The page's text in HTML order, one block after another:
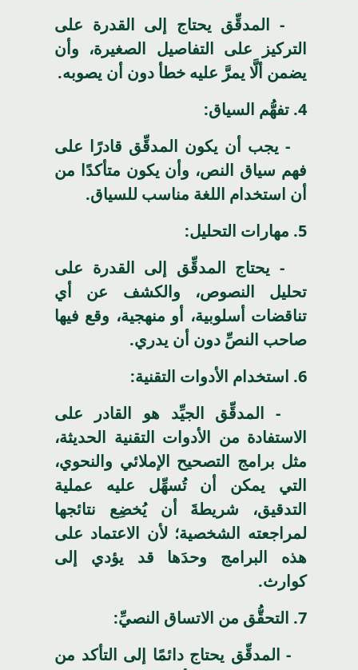
- المدقِّق يحتاج إلى القدرة على
التركيز على التفاصيل الصغيرة، وأن
يضمن ألَّا يمرَّ عليه خطأ دون أن يصوبه.
4. تفهُّم السياق:
- يجب أن يكون المدقِّق قادرًا على
فهم سياق النص، وأن يكون متأكدًا من
أن استخدام اللغة مناسب للسياق.
5. مهارات التحليل:
- يحتاج المدقِّق إلى القدرة على
تحليل النصوص، والكشف عن أي
تناقضات أسلوبية، أو منهجية، وقع فيها
صاحب النصِّ دون أن يدري.
6. استخدام الأدوات التقنية:
- المدقِّق الجيِّد هو القادر على
الاستفادة من الأدوات التقنية الحديثة،
مثل برامج التصحيح الإملائي والنحوي،
التي يمكن أن تُسهِّل عليه عملية
التدقيق، شريطةَ أن يُخضِع نتائجها
لمراجعته الشخصية؛ لأن الاعتماد على
هذه البرامج وحدَها قد يؤدي إلى
كوارث.
7. التحقُّق من الاتساق النصيِّ:
- المدقِّق يحتاج دائمًا إلى التأكد من